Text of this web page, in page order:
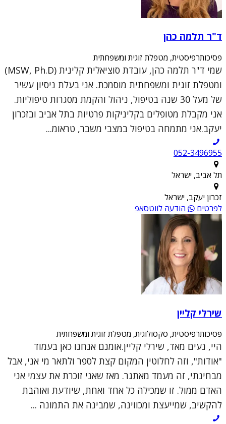
ד"ר תלמה כהן
פסיכותרפיסטית, מטפלת זוגית ומשפחתית
שמי ד"ר תלמה כהן, עובדת סוציאלית קלינית (MSW, Ph.D)
ומטפלת זוגית ומשפחתית מוסמכת. אני בעלת ניסיון עשיר
של מעל 30 שנה בטיפול, ניהול והקמת מסגרות טיפוליות.
אני מקבלת מטופלים בקליניקות פרטיות בתל אביב ובזכרון
יעקב.אני מתמחה בטיפול במצבי משבר, טראומ...
052-3496955
תל אביב, ישראל
זכרון יעקב, ישראל
לפרטים
הודעה לווטסאפ
שירלי קליין
פסיכותרפיסטית, סקסולוגית, מטפלת זוגית ומשפחתית
היי, נעים מאד, שירלי קליין.אומנם אנחנו כאן בעמוד
"אודות", וזה לחלוטין המקום קצת לספר ולתאר מי אני, אבל
מבחינתי, זה מעמד מאתגר. מאז שאני זוכרת את עצמי אני
האדם ממול. זו שמכילה כל אחד ואחת, שיודעת ואוהבת
להקשיב, שמייעצת ומכווינה, שמבינה את התמונה ...